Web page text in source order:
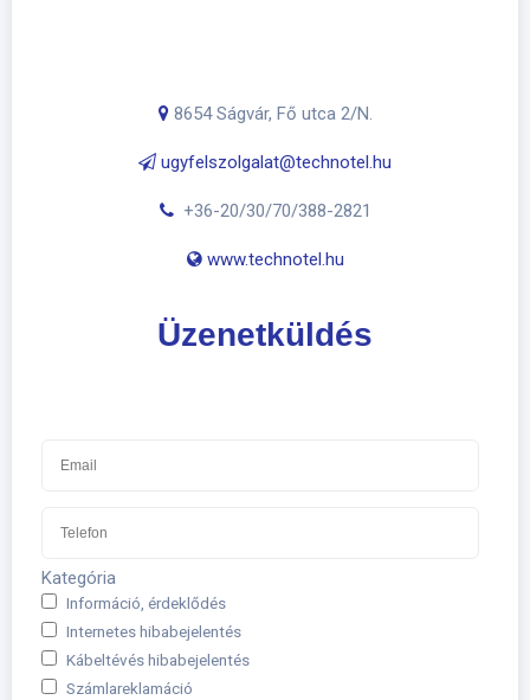
8654 Ságvár, Fő utca 2/N.
ugyfelszolgalat@technotel.hu
+36-20/30/70/388-2821
​ www.technotel.hu
Üzenetküldés
Kategória
Információ, érdeklődés
Internetes hibabejelentés
Kábeltévés hibabejelentés
Számlareklamáció